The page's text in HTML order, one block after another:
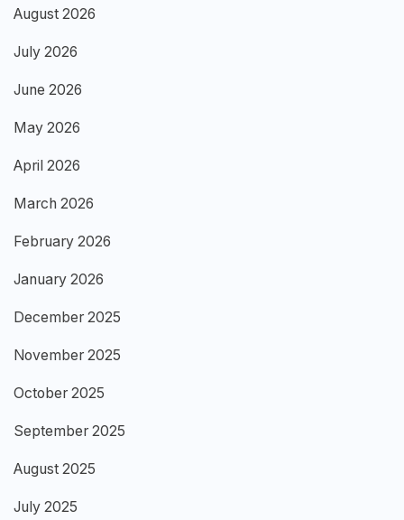
August 2026
July 2026
June 2026
May 2026
April 2026
March 2026
February 2026
January 2026
December 2025
November 2025
October 2025
September 2025
August 2025
July 2025